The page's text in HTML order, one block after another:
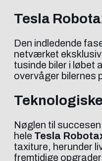
Tesla
Den indledende
netværket
tusinde biler i løbet
overvåger bilernes
Nøglen til
hele Tesla
taxiture, herunder
fremtidige